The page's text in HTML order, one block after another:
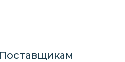
Поставщикам